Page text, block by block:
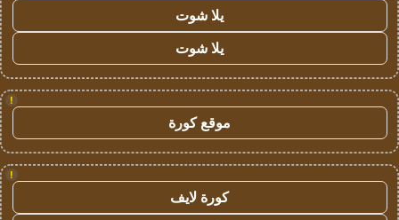
يلا شوت
يلا شوت
!
موقع كورة
!
كورة لايف